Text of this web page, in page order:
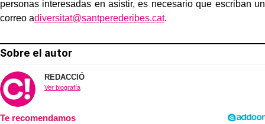
personas interesadas en asistir, es necesario que escriban un
correo adiversitat@santperederibes.cat.
Sobre el autor
REDACCIÓ
Ver biografía